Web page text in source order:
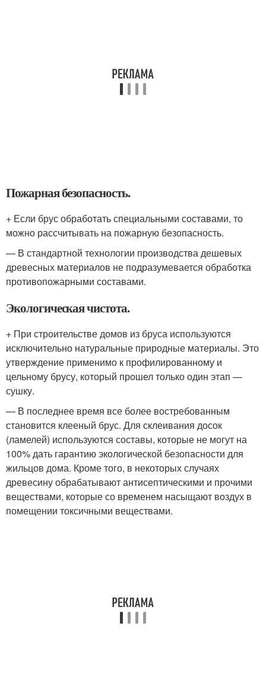
Пожарная безопасность.
+ Если брус обработать специальными составами, то
можно рассчитывать на пожарную безопасность.
— В стандартной технологии производства дешевых
древесных материалов не подразумевается обработка
противопожарными составами.
Экологическая чистота.
+ При строительстве домов из бруса используются
исключительно натуральные природные материалы. Это
утверждение применимо к профилированному и
цельному брусу, который прошел только один этап —
сушку.
— В последнее время все более востребованным
становится клееный брус. Для склеивания досок
(ламелей) используются составы, которые не могут на
100% дать гарантию экологической безопасности для
жильцов дома. Кроме того, в некоторых случаях
древесину обрабатывают антисептическими и прочими
веществами, которые со временем насыщают воздух в
помещении токсичными веществами.